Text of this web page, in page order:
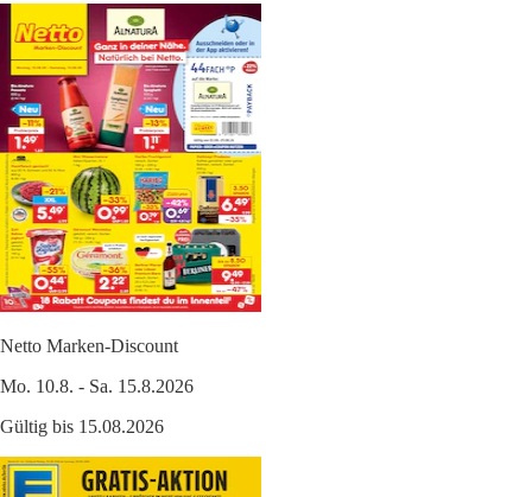
Netto Marken-Discount
Mo. 10.8. - Sa. 15.8.2026
Gültig bis 15.08.2026